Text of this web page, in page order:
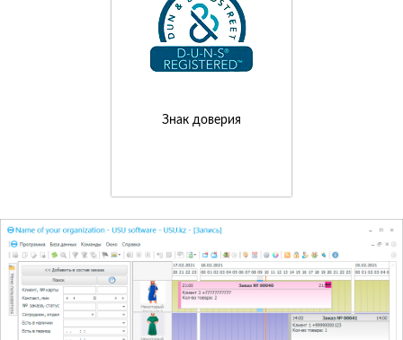
Знак доверия